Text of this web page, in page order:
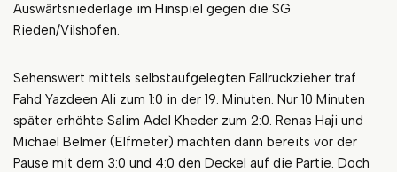
Auswärtsniederlage im Hinspiel gegen die SG
Rieden/Vilshofen.
Sehenswert mittels selbstaufgelegten Fallrückzieher traf
Fahd Yazdeen Ali zum 1:0 in der 19. Minuten. Nur 10 Minuten
später erhöhte Salim Adel Kheder zum 2:0. Renas Haji und
Michael Belmer (Elfmeter) machten dann bereits vor der
Pause mit dem 3:0 und 4:0 den Deckel auf die Partie. Doch